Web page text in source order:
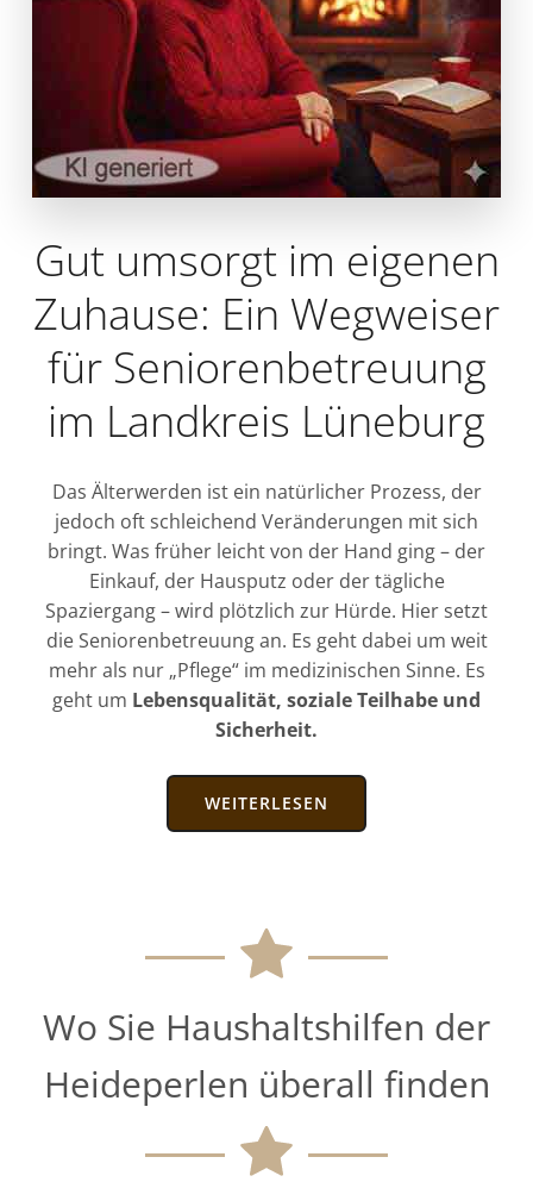
Gut umsorgt im eigenen
Zuhause: Ein Wegweiser
für Seniorenbetreuung
im Landkreis Lüneburg
Das Älterwerden ist ein natürlicher Prozess, der
jedoch oft schleichend Veränderungen mit sich
bringt. Was früher leicht von der Hand ging – der
Einkauf, der Hausputz oder der tägliche
Spaziergang – wird plötzlich zur Hürde. Hier setzt
die Seniorenbetreuung an. Es geht dabei um weit
mehr als nur „Pflege“ im medizinischen Sinne. Es
geht um Lebensqualität, soziale Teilhabe und
Sicherheit.
WEITERLESEN
Wo Sie Haushaltshilfen der
Heideperlen überall finden